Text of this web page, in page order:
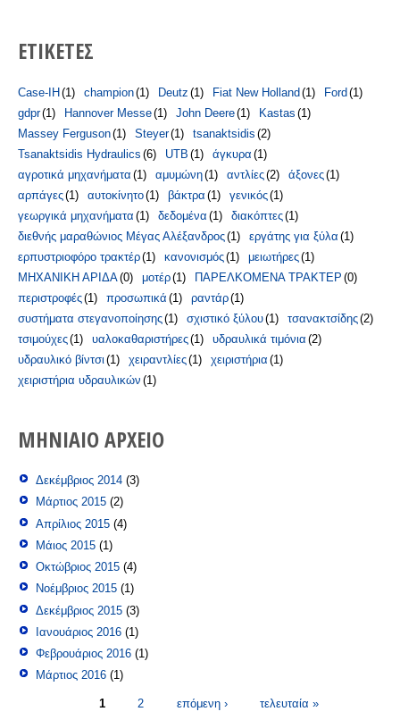
ΕΤΙΚΕΤΕΣ
Case-IH (1) champion(1) Deutz (1) Fiat New Holland (1) Ford (1)
gdpr(1) Hannover Messe(1) John Deere(1) Kastas (1)
Massey Ferguson(1) Steyer(1) tsanaktsidis (2)
Tsanaktsidis Hydraulics (6) UTB (1) άγκυρα (1)
αγροτικά μηχανήματα (1) αμυμώνη(1) αντλίες(2) άξονες(1)
αρπάγες(1) αυτοκίνητο(1) βάκτρα (1) γενικός(1)
γεωργικά μηχανήματα (1) δεδομένα (1) διακόπτες(1)
διεθνής μαραθώνιος Μέγας Αλέξανδρος(1) εργάτης για ξύλα (1)
ερπυστριοφόρο τρακτέρ(1) κανονισμός(1) μειωτήρες(1)
ΜΗΧΑΝΙΚΗ ΑΡΙΔΑ(0) μοτέρ(1) ΠΑΡΕΛΚΟΜΕΝΑ ΤΡΑΚΤΕΡ (0)
περιστροφές(1) προσωπικά (1) ραντάρ(1)
συστήματα στεγανοποίησης(1) σχιστικό ξύλου(1) τσανακτσίδης(2)
τσιμούχες(1) υαλοκαθαριστήρες(1) υδραυλικά τιμόνια (2)
υδραυλικό βίντσι(1) χειραντλίες(1) χειριστήρια (1)
χειριστήρια υδραυλικών (1)
ΜΗΝΙΑΊΟ ΑΡΧΕΊΟ
Δεκέμβριος 2014(3)
Μάρτιος 2015(2)
Απρίλιος 2015(4)
Μάιος 2015(1)
Οκτώβριος 2015(4)
Νοέμβριος 2015(1)
Δεκέμβριος 2015(3)
Ιανουάριος 2016(1)
Φεβρουάριος 2016(1)
Μάρτιος 2016(1)
1 2 επόμενη › τελευταία »